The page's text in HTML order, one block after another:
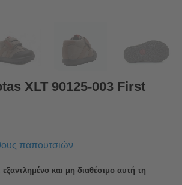
XLT 90125-003 First
παπουτσιών
και μη διαθέσιμο αυτή τη